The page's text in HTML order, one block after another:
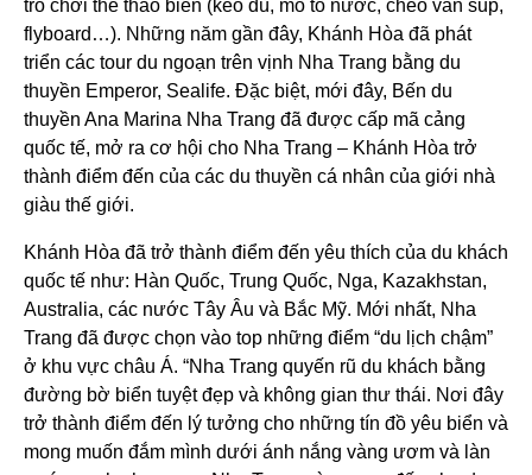
trò chơi thể thao biển (kéo dù, mô tô nước, chèo ván sup,
flyboard…). Những năm gần đây, Khánh Hòa đã phát
triển các tour du ngoạn trên vịnh Nha Trang bằng du
thuyền Emperor, Sealife. Đặc biệt, mới đây, Bến du
thuyền Ana Marina Nha Trang đã được cấp mã cảng
quốc tế, mở ra cơ hội cho Nha Trang – Khánh Hòa trở
thành điểm đến của các du thuyền cá nhân của giới nhà
giàu thế giới.
Khánh Hòa đã trở thành điểm đến yêu thích của du khách
quốc tế như: Hàn Quốc, Trung Quốc, Nga, Kazakhstan,
Australia, các nước Tây Âu và Bắc Mỹ. Mới nhất, Nha
Trang đã được chọn vào top những điểm “du lịch chậm”
ở khu vực châu Á. “Nha Trang quyến rũ du khách bằng
đường bờ biển tuyệt đẹp và không gian thư thái. Nơi đây
trở thành điểm đến lý tưởng cho những tín đồ yêu biển và
mong muốn đắm mình dưới ánh nắng vàng ươm và làn